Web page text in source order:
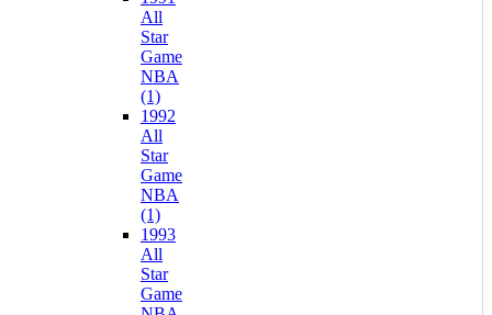
All
Star
Game
NBA
(1)
1992
All
Star
Game
NBA
(1)
1993
All
Star
Game